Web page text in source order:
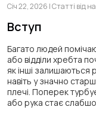
Січ 22, 2026 | Статті від
Вступ
Багато людей
або відділи хребта
як інші
навіть у значно
плечі. Поперек
або рука стає